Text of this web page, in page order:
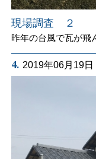
現場調査 ２
昨年の台風で瓦が飛
4. 2019年06月19日